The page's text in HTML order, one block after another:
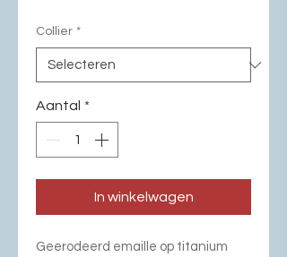
Collier *
Aantal *
In winkelwagen
Geerodeerd emaille op titanium